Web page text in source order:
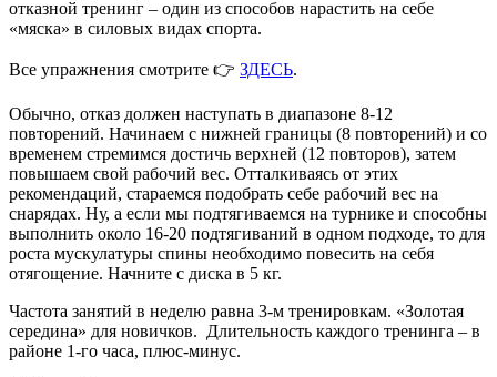
отказной тренинг – один из способов нарастить на себе
«мяска» в силовых видах спорта.
Все упражнения смотрите 👉 ЗДЕСЬ.
Обычно, отказ должен наступать в диапазоне 8-12
повторений. Начинаем с нижней границы (8 повторений) и со
временем стремимся достичь верхней (12 повторов), затем
повышаем свой рабочий вес. Отталкиваясь от этих
рекомендаций, стараемся подобрать себе рабочий вес на
снарядах. Ну, а если мы подтягиваемся на турнике и способны
выполнить около 16-20 подтягиваний в одном подходе, то для
роста мускулатуры спины необходимо повесить на себя
отягощение. Начните с диска в 5 кг.
Частота занятий в неделю равна 3-м тренировкам. «Золотая
середина» для новичков. Длительность каждого тренинга – в
районе 1-го часа, плюс-минус.